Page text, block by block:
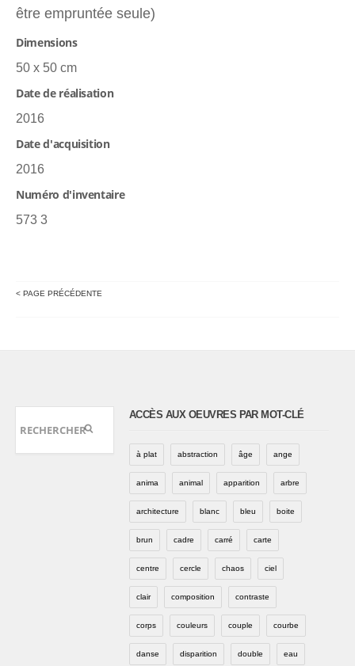
être empruntée seule)
Dimensions
50 x 50 cm
Date de réalisation
2016
Date d'acquisition
2016
Numéro d'inventaire
573 3
< PAGE PRÉCÉDENTE
ACCÈS AUX OEUVRES PAR MOT-CLÉ
à plat abstraction âge ange
anima animal apparition arbre
architecture blanc bleu boite
brun cadre carré carte
centre cercle chaos ciel
clair composition contraste
corps couleurs couple courbe
danse disparition double eau